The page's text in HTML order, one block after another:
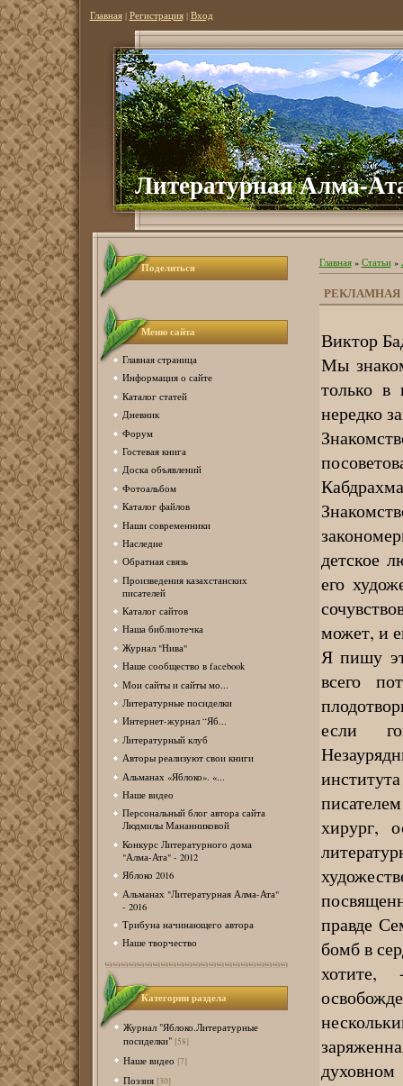
Главная| Регистрация| Вход
Литературная Алма-
Поделиться
Меню сайта
Главная страница
Информация о сайте
Каталог статей
Дневник
Форум
Гостевая книга
Доска объявлений
Фотоальбом
Каталог файлов
Наши современники
Наследие
Обратная связь
Произведения казахстанских
писателей
Каталог сайтов
Наша библиотечка
Журнал "Нива"
Наше сообщество в facebook
Мои сайты и сайты мо...
Литературные посиделки
Интернет-журнал “Яб...
Литературный клуб
Авторы реализуют свои книги
Альманах «Яблоко». «...
Наше видео
Персональный блог автора сайта
Людмилы Мананниковой
Конкурс Литературного дома
"Алма-Ата" - 2012
Яблоко 2016
Альманах "Литературная Алма-Ата"
- 2016
Трибуна начинающего автора
Наше творчество
Категории раздела
Журнал "Яблоко.Литературные
посиделки" [58]
Наше видео [7]
Поэзия [30]
Главная» Статьи»
РЕКЛАМНАЯ
Виктор
Мы
только в
нередко
детское
его
может, и
Я пишу
всего
если
хирург,
правде
бомб в
духовном